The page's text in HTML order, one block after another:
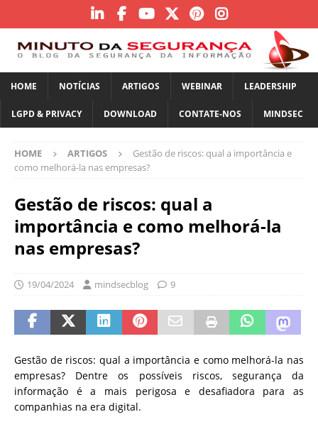
HOME NOTÍCIAS ARTIGOS WEBINAR LEADERSHIP
LGPD & PRIVACY DOWNLOAD CONTATE-NOS MINDSEC
HOME ARTIGOS
Gestão de riscos: qual a importância e
como melhorá-la nas empresas?
Gestão de riscos: qual a
importância e como melhorá-la
nas empresas?
19/04/2024 mindsecblog 9
Gestão de riscos: qual a importância e como melhorá-la nas
empresas? Dentre os possíveis riscos, segurança da
informação é a mais perigosa e desafiadora para as
companhias na era digital.